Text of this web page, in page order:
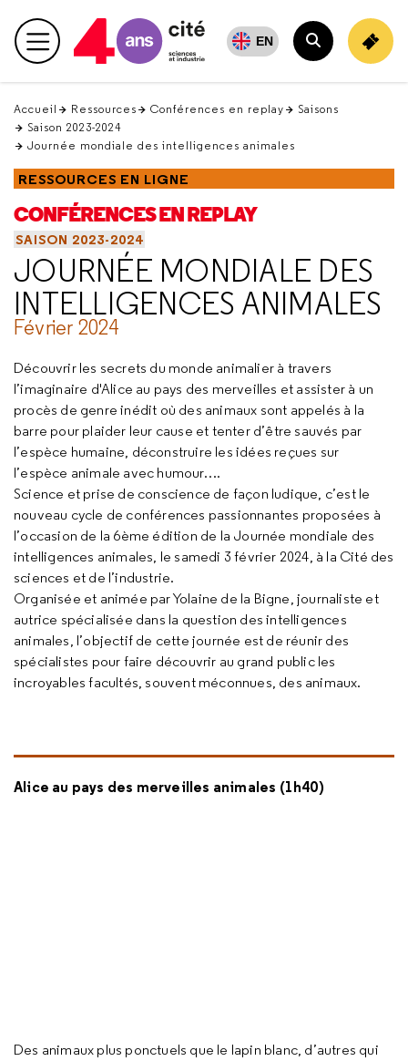
en
haut Menu principal EN
Rechercher
Accueil Ressources Conférences en replay
Saisons
Saison 2023-2024
Journée mondiale des intelligences animales
RESSOURCES EN LIGNE
CONFÉRENCES EN REPLAY
SAISON 2023-2024
JOURNÉE MONDIALE DES
INTELLIGENCES ANIMALES
Février 2024
Découvrir les secrets du monde animalier à travers
l’imaginaire d'Alice au pays des merveilles et assister à un
procès de genre inédit où des animaux sont appelés à la
barre pour plaider leur cause et tenter d’être sauvés par
l’espèce humaine, déconstruire les idées reçues sur
l’espèce animale avec humour….
Science et prise de conscience de façon ludique, c’est le
nouveau cycle de conférences passionnantes proposées à
l’occasion de la 6ème édition de la Journée mondiale des
intelligences animales, le samedi 3 février 2024, à la Cité des
sciences et de l’industrie.
Organisée et animée par Yolaine de la Bigne, journaliste et
autrice spécialisée dans la question des intelligences
animales, l’objectif de cette journée est de réunir des
spécialistes pour faire découvrir au grand public les
incroyables facultés, souvent méconnues, des animaux.
Alice au pays des merveilles animales (1h40)
Des animaux plus ponctuels que le lapin blanc, d’autres qui